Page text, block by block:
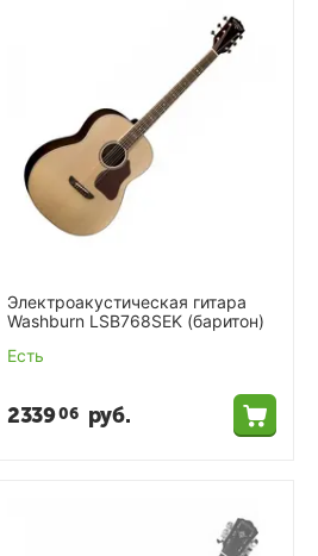
Электроакустическая гитара
Washburn LSB768SEK (баритон)
Есть
233906 руб.